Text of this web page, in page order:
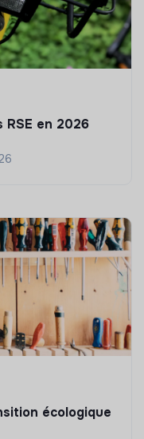
en 2026
écologique